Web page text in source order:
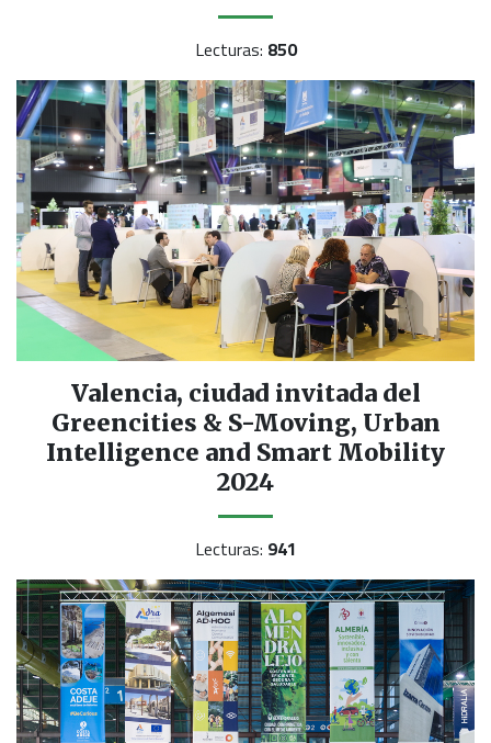
Lecturas: 850
Valencia, ciudad invitada del
Greencities & S-Moving, Urban
Intelligence and Smart Mobility
2024
Lecturas: 941